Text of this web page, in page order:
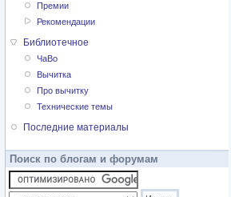
Премии
Рекомендации
Библиотечное
ЧаВо
Вычитка
Про вычитку
Технические темы
Последние материалы
Поиск по блогам и форумам